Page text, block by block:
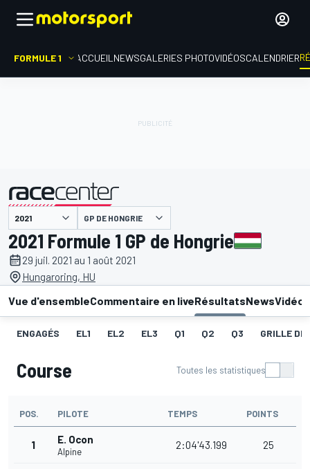
FORMULE 1 ACCUEIL NEWSGALERIES PHOTOVIDÉOSCALENDRIER
présenté par GP DE HONGRIE
2021 Formule 1 GP de Hongrie
29 juil. 2021 au 1 août 2021
Hungaroring, HU
Vue d'ensembleCommentaire en liveRésultatsNewsVidéos
ENGAGÉS EL1 EL2 EL3 Q1 Q2 Q3 GRILLE DE
Course Toutes les statistiques
POS. PILOTE TEMPS POINTS
1 E. Ocon
Alpine
2:04'43.199 25